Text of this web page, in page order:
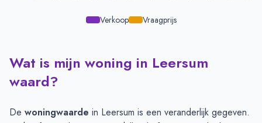
Verkoop Vraagprijs
Prijsontwikkeling per maand -Leersum
Vraagprijs
Verkoopprijs
Juli
€ 622.975
€ 672.606
September€ 803.468 € 636.857
Wat is mijn woning in Leersum
waard?
De woningwaarde in Leersum is een veranderlijk gegeven.